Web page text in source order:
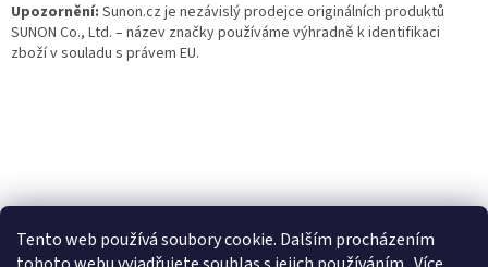
Tento web používá soubory cookie. Dalším procházením
Upozornění: Sunon.cz je nezávislý prodejce originálních produktů
SUNON Co., Ltd. – název značky používáme výhradně k identifikaci
zboží v souladu s právem EU.